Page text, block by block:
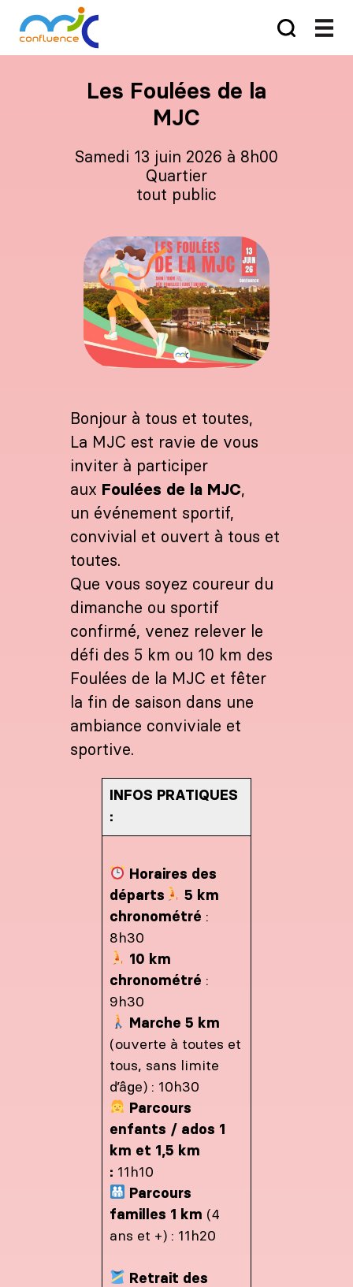
Les Foulées de la
MJC
samedi 13 juin 2026 à 8h00
Quartier
tout public
Bonjour à tous et toutes,
La MJC est ravie de vous
inviter à participer
aux Foulées de la MJC,
un événement sportif,
convivial et ouvert à tous et
toutes.
Que vous soyez coureur du
dimanche ou sportif
confirmé, venez relever le
défi des 5 km ou 10 km des
Foulées de la MJC et fêter
la fin de saison dans une
ambiance conviviale et
sportive.
INFOS PRATIQUES
:
Horaires des
départs
5 km
chronométré :
8h30
10 km
chronométré :
9h30
Marche 5 km
(ouverte à toutes et
tous, sans limite
d’âge) : 10h30
Parcours
enfants / ados 1
km et 1,5 km
: 11h10
Parcours
familles 1 km (4
ans et +) : 11h20
Retrait des